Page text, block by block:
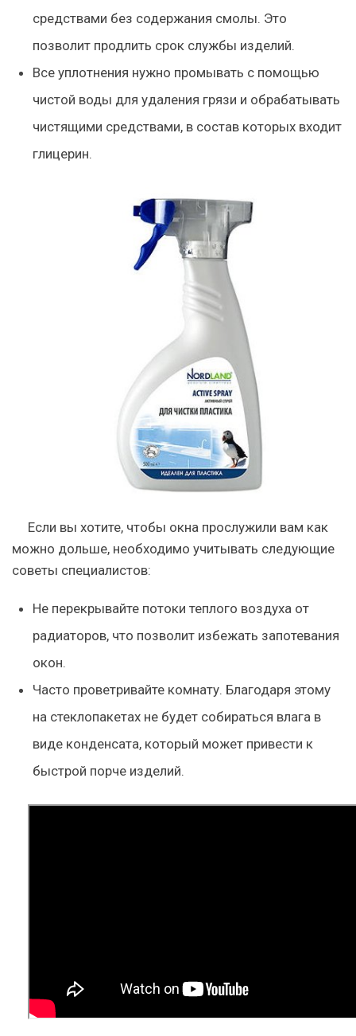
средствами без содержания смолы. Это
позволит продлить срок службы изделий.
Все уплотнения нужно промывать с помощью
чистой воды для удаления грязи и обрабатывать
чистящими средствами, в состав которых входит
глицерин.
Если вы хотите, чтобы окна прослужили вам как
можно дольше, необходимо учитывать следующие
советы специалистов:
Не перекрывайте потоки теплого воздуха от
радиаторов, что позволит избежать запотевания
окон.
Часто проветривайте комнату. Благодаря этому
на стеклопакетах не будет собираться влага в
виде конденсата, который может привести к
быстрой порче изделий.